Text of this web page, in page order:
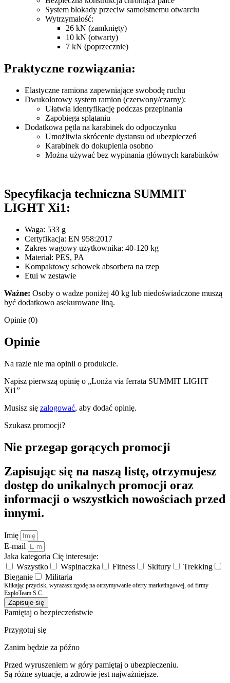
System blokady przeciw samoistnemu otwarciu
Wytrzymałość:
26 kN (zamknięty)
10 kN (otwarty)
7 kN (poprzecznie)
Praktyczne rozwiązania:
Elastyczne ramiona zapewniające swobodę ruchu
Dwukolorowy system ramion (czerwony/czarny):
Ułatwia identyfikację podczas przepinania
Zapobiega splątaniu
Dodatkowa pętla na karabinek do odpoczynku
Umożliwia skrócenie dystansu od ubezpieczeń
Karabinek do dokupienia osobno
Można używać bez wypinania głównych karabinków
Specyfikacja techniczna SUMMIT
LIGHT Xi1:
Waga: 533 g
Certyfikacja: EN 958:2017
Zakres wagowy użytkownika: 40-120 kg
Materiał: PES, PA
Kompaktowy schowek absorbera na rzep
Etui w zestawie
Ważne: Osoby o wadze poniżej 40 kg lub niedoświadczone muszą
być dodatkowo asekurowane liną.
Opinie (0)
Opinie
Na razie nie ma opinii o produkcie.
Napisz pierwszą opinię o „Lonża via ferrata SUMMIT LIGHT
Xi1”
Musisz się zalogować, aby dodać opinię.
Szukasz promocji?
Nie przegap gorących promocji
Zapisując się na naszą listę, otrzymujesz
dostęp do unikalnych promocji oraz
informacji o wszystkich nowościach przed
innymi.
Imię
E-mail
Jaka kategoria Cię interesuje:
Wszystko
Wspinaczka Fitness Skitury
Trekking
Bieganie
Militaria
Klikając przycisk, wyrazasz zgodę na otrzymywanie oferty marketingowej, od firmy
ExploTeam S.C.
Zapisuje się
Pamiętaj o bezpieczeństwie
Przygotuj się
Zanim będzie za późno
Przed wyruszeniem w góry pamiętaj o ubezpieczeniu.
Są różne sytuacje, a zdrowie jest najważniejsze.